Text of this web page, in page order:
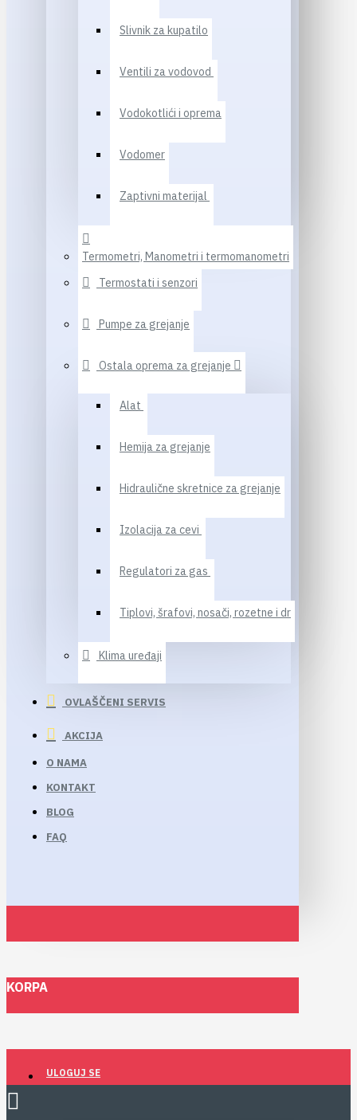
Slivnik za kupatilo
Ventili za vodovod
Vodokotlići i oprema
Vodomer
Zaptivni materijal
Termometri, Manometri i termomanometri
Termostati i senzori
Pumpe za grejanje
Ostala oprema za grejanje
Alat
Hemija za grejanje
Hidraulične skretnice za grejanje
Izolacija za cevi
Regulatori za gas
Tiplovi, šrafovi, nosači, rozetne i dr
Klima uređaji
OVLAŠČENI SERVIS
AKCIJA
O NAMA
KONTAKT
BLOG
FAQ
KORPA
ULOGUJ SE